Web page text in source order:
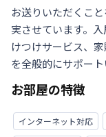
お送りいただくこ
実させています。
けつけサービス、
を全般的にサポー
お部屋の特徴
インターネット対応